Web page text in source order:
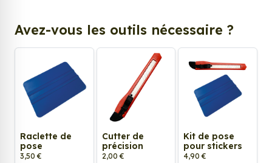
Avez-vous les outils nécessaire ?
Raclette de
pose
3,50 €
Cutter de
précision
2,00 €
Kit de pose
pour stickers
4,90 €